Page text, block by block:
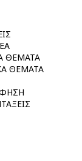
ΘΕΜΑΤΑ
ΘΕΜΑΤΑ